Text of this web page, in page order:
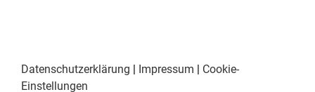
Datenschutzerklärung Impressum
Cookie-
Einstellungen